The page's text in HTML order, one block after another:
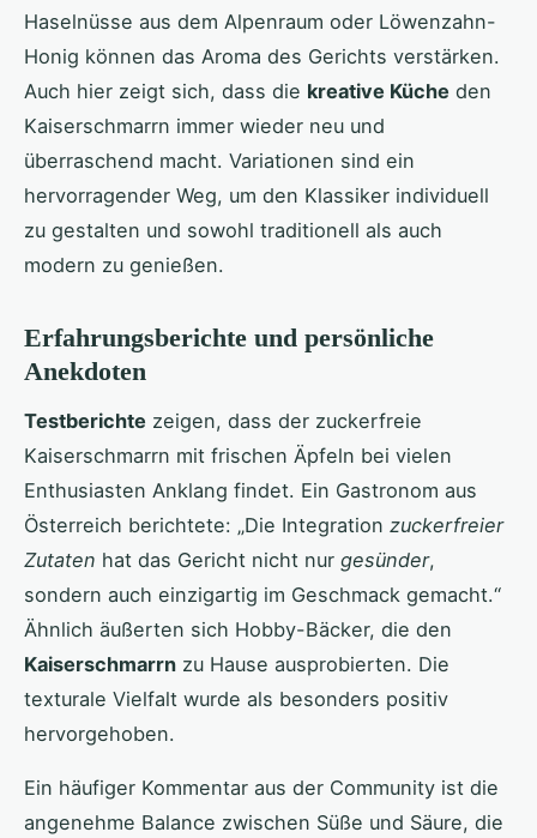
Haselnüsse aus dem Alpenraum oder Löwenzahn-
Honig können das Aroma des Gerichts verstärken.
Auch hier zeigt sich, dass die kreative Küche den
Kaiserschmarrn immer wieder neu und
überraschend macht. Variationen sind ein
hervorragender Weg, um den Klassiker individuell
zu gestalten und sowohl traditionell als auch
modern zu genießen.
Erfahrungsberichte und persönliche
Anekdoten
Testberichte zeigen, dass der zuckerfreie
Kaiserschmarrn mit frischen Äpfeln bei vielen
Enthusiasten Anklang findet. Ein Gastronom aus
Österreich berichtete: „Die Integration zuckerfreier
Zutaten hat das Gericht nicht nur gesünder,
sondern auch einzigartig im Geschmack gemacht.“
Ähnlich äußerten sich Hobby-Bäcker, die den
Kaiserschmarrn zu Hause ausprobierten. Die
texturale Vielfalt wurde als besonders positiv
hervorgehoben.
Ein häufiger Kommentar aus der Community ist die
angenehme Balance zwischen Süße und Säure, die